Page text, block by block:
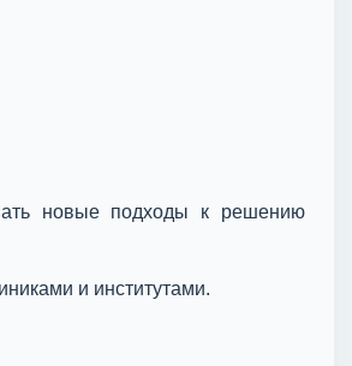
новые подходы к решению
и институтами.